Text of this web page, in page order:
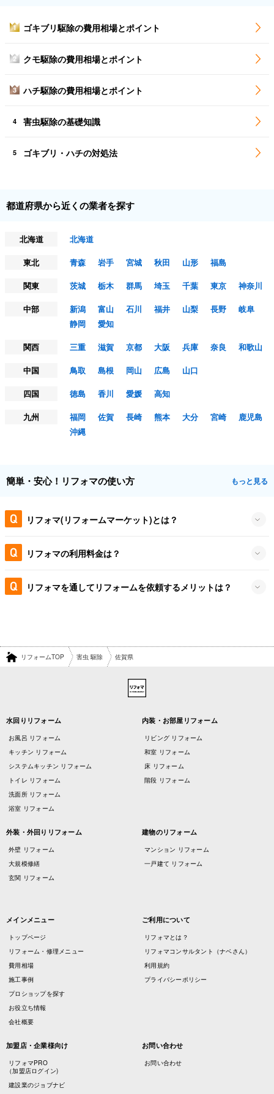
1 ゴキブリ駆除の費用相場とポイント
2 クモ駆除の費用相場とポイント
3 ハチ駆除の費用相場とポイント
4 害虫駆除の基礎知識
5 ゴキブリ・ハチの対処法
都道府県から近くの業者を探す
北海道
北海道
東北
青森 岩手 宮城 秋田 山形
福島
関東
茨城 栃木 群馬 埼玉 千葉 東京
神奈川
中部
新潟 富山 石川 福井 山梨 長野
岐阜
静岡
愛知
関西
三重 滋賀 京都 大阪 兵庫 奈良
和歌山
中国
鳥取 島根 岡山 広島
山口
四国
徳島 香川 愛媛
高知
九州
福岡 佐賀 長崎 熊本 大分 宮崎
鹿児島
沖縄
簡単・安心！リフォマの使い方 もっと見る
リフォマ(リフォームマーケット)とは？
リフォマの利用料金は？
リフォマを通してリフォームを依頼するメリットは？
リフォームTOP 害虫 駆除 佐賀県
水回りリフォーム
お風呂 リフォーム
キッチン リフォーム
システムキッチン リフォーム
トイレ リフォーム
洗面所 リフォーム
浴室 リフォーム
内装・お部屋リフォーム
リビング リフォーム
和室 リフォーム
床 リフォーム
階段 リフォーム
外装・外回りリフォーム
外壁 リフォーム
大規模修繕
玄関 リフォーム
建物のリフォーム
マンション リフォーム
一戸建て リフォーム
メインメニュー
トップページ
リフォーム・修理メニュー
費用相場
施工事例
プロショップを探す
お役立ち情報
会社概要
ご利用について
リフォマとは？
リフォマコンサルタント（ナベさん）
利用規約
プライバシーポリシー
加盟店・企業様向け
リフォマPRO
（加盟店ログイン)
建設業のジョブナビ
お問い合わせ
お問い合わせ